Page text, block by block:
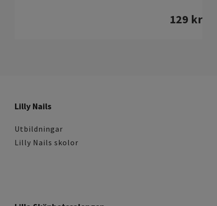
129 kr
Lilly Nails
Utbildningar
Lilly Nails skolor